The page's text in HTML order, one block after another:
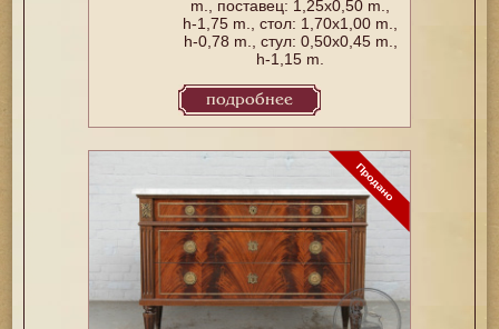
m., поставец: 1,25x0,50 m.,
h-1,75 m., стол: 1,70x1,00 m.,
h-0,78 m., стул: 0,50x0,45 m.,
h-1,15 m.
подробнее